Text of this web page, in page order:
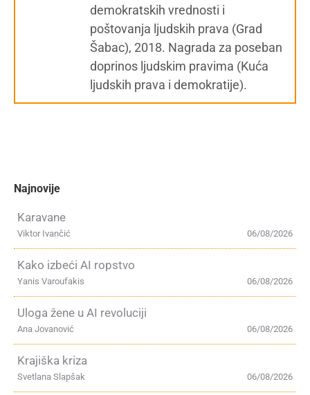
demokratskih vrednosti i
poštovanja ljudskih prava (Grad
Šabac), 2018. Nagrada za poseban
doprinos ljudskim pravima (Kuća
ljudskih prava i demokratije).
Najnovije
Karavane
06/08/2026
Viktor Ivančić
Kako izbeći AI ropstvo
06/08/2026
Yanis Varoufakis
Uloga žene u AI revoluciji
06/08/2026
Ana Jovanović
Krajiška kriza
06/08/2026
Svetlana Slapšak